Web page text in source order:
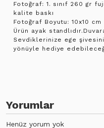
Fotoğraf: 1. sınıf 260 gr
kalite baskı
Fotoğraf Boyutu: 10x10 cm
Ürün ayak
Sevdiklerinize ege
yönüyle hediye
Yorumlar
Henüz yorum yok